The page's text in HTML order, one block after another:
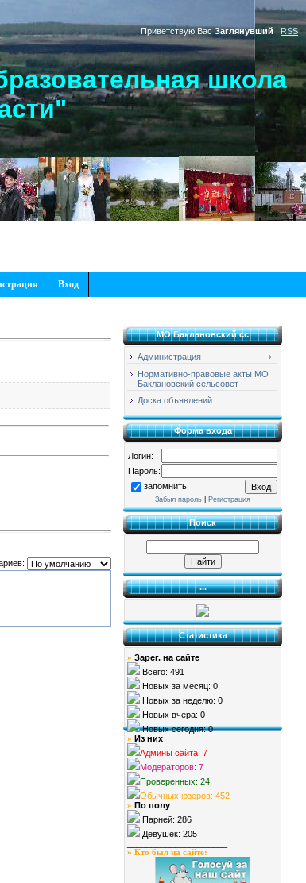
Приветствую Вас Заглянувший | RSS
школа
Вход
МО Баклановский сс
Администрация
Нормативно-правовые акты МО
Баклановский сельсовет
Доска объявлений
Форма входа
Логин:
Пароль:
запомнить
Забыл пароль Регистрация
Поиск
...
Статистика
» Зарег. на сайте
Всего: 491
Новых за месяц: 0
Новых за неделю: 0
Новых вчера: 0
Новых сегодня: 0
» Из них
Админы сайта: 7
Модераторов: 7
Проверенных: 24
Обычных юзеров: 452
» По полу
Парней: 286
Девушек: 205
» Кто был на сайте: